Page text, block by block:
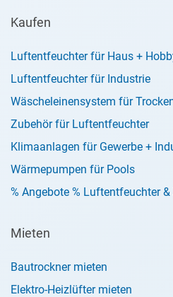
Kaufen
Luftentfeuchter für Haus +
Luftentfeuchter für Industrie
Wäscheleinensystem für
Zubehör für Luftentfeuchter
Klimaanlagen für Gewerbe +
Wärmepumpen für Pools
% Angebote % Luftentfeuchter
Mieten
Bautrockner mieten
Elektro-Heizlüfter mieten